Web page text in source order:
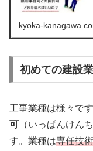
kyoka-
初めての建設
工事業種は様々で
可 （いっぱんけん
す。業種は専任技